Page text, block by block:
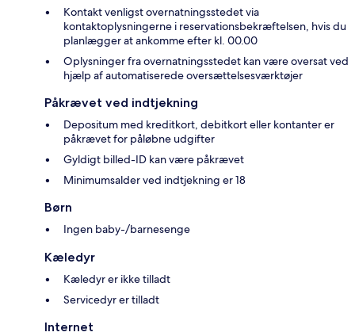
Kontakt venligst overnatningsstedet via
kontaktoplysningerne i reservationsbekræftelsen, hvis du
planlægger at ankomme efter kl. 00.00
Oplysninger fra overnatningsstedet kan være oversat ved
hjælp af automatiserede oversættelsesværktøjer
Påkrævet ved indtjekning
Depositum med kreditkort, debitkort eller kontanter er
påkrævet for påløbne udgifter
Gyldigt billed-ID kan være påkrævet
Minimumsalder ved indtjekning er 18
Børn
Ingen baby-/barnesenge
Kæledyr
Kæledyr er ikke tilladt
Servicedyr er tilladt
Internet